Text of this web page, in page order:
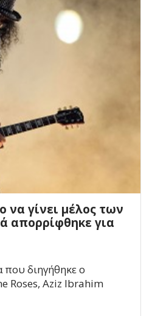
να γίνει μέλος των
απορρίφθηκε για
που διηγήθηκε ο
Roses, Aziz Ibrahim